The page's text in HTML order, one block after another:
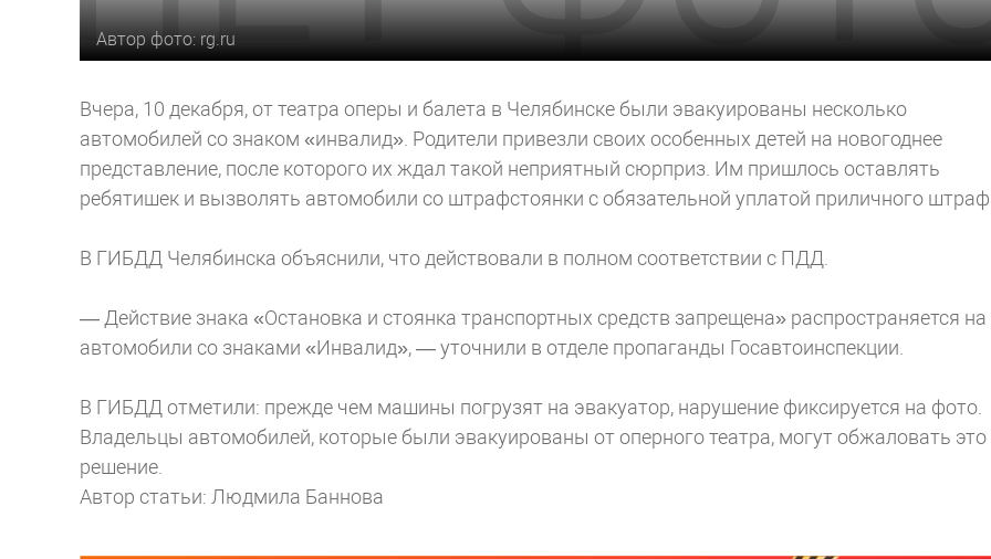
Автор фото: rg.ru
Вчера, 10 декабря, от театра оперы и балета в Челябинске были эвакуированы несколько
автомобилей со знаком «инвалид». Родители привезли своих особенных детей на новогоднее
представление, после которого их ждал такой неприятный сюрприз. Им пришлось оставлять
ребятишек и вызволять автомобили со штрафстоянки с обязательной уплатой приличного
В ГИБДД Челябинска объяснили, что действовали в полном соответствии с ПДД.
— Действие знака «Остановка и стоянка транспортных средств запрещена» распространяется на
автомобили со знаками «Инвалид», — уточнили в отделе пропаганды Госавтоинспекции.
В ГИБДД отметили: прежде чем машины погрузят на эвакуатор, нарушение фиксируется на фото.
Владельцы автомобилей, которые были эвакуированы от оперного театра, могут обжаловать это
решение.
Автор статьи: Людмила Баннова